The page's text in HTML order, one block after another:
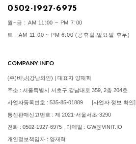
0502-1927-6975
월~금 : AM 11:00 ~ PM 7:00
토 : AM 11:00 ~ PM 6:00 (공휴일,일요일 휴무)
COMPANY INFO
(주)비닛(강남와인) | 대표자 양재혁
주소 : 서울특별시 서초구 강남대로 359, 2층 204호
사업자등록번호 : 535-85-01889 [사업자 정보 확인]
통신판매신고번호 : 제 2021-서울서초-3290
전화 : 0502-1927-6975 , 이메일 : GW@VINIT.IO
개인정보책임자 : 양재혁